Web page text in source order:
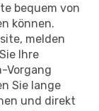
bequem von
können.
melden
Ihre
Vorgang
Sie lange
und direkt